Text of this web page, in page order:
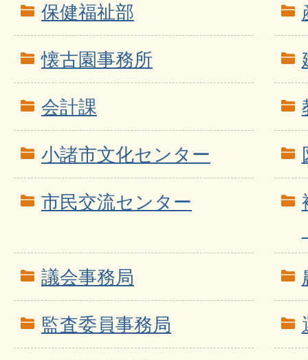
保健福祉部
懐古園事務所
会計課
小諸市文化センター
市民交流センター
議会事務局
監査委員事務局